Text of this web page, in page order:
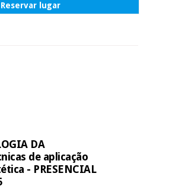
Reservar lugar
DA
de aplicação
- PRESENCIAL